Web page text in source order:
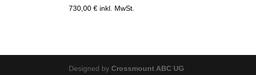
730,00€ inkl. MwSt.
Designed byCrossmount ABC UG